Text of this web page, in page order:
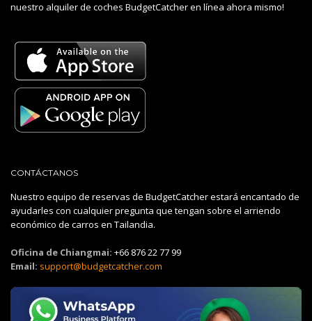
nuestro alquiler de coches BudgetCatcher en línea ahora mismo!
CONTÁCTANOS
Nuestro equipo de reservas de BudgetCatcher estará encantado de
ayudarles con cualquier pregunta que tengan sobre el arriendo
económico de carros en Tailandia.
Oficina de Chiangmai: +66 876 22 77 99
Email: support@budgetcatcher.com